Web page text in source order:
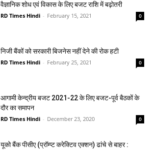
वैज्ञानिक शोध एवं विकास के लिए बजट राशि में बढ़ोतरी
RD Times Hindi - February 15, 2021 0
निजी बैंकों को सरकारी बिजनेस नहीं देने की रोक हटी
RD Times Hindi - February 25, 2021 0
आगामी केन्द्रीय बजट 2021-22 के लिए बजट-पूर्व बैठकों के
दौर का समापन
RD Times Hindi - December 23, 2020 0
यूको बैंक पीसीए (प्रॉम्प्ट करेक्टिव एक्शन) ढांचे से बाहर :